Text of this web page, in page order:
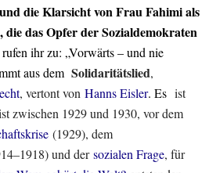
die Klarsicht von Frau Fahimi als
die das Opfer der Sozialdemokraten
ihr zu: „Vorwärts – und nie
aus dem Solidaritätslied,
, vertont von Hanns Eisler. Es ist
zwischen 1929 und 1930, vor dem
(1929), dem
und dersozialen Frage, für